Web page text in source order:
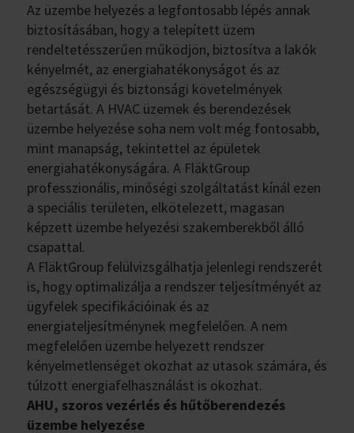
Az üzembe helyezés a legfontosabb lépés annak
biztosításában, hogy a telepített üzem
rendeltetésszerűen működjön, biztosítva a lakók
kényelmét, az energiahatékonyságot és az
egészségügyi és biztonsági követelmények
betartását. A HVAC üzemek és berendezések
üzembe helyezése soha nem volt még fontosabb,
mint manapság, tekintettel az épületek
energiahatékonyságára. A FläktGroup
professzionális, minőségi szolgáltatást kínál ezen
a speciális területen, elkötelezett, magasan
képzett üzembe helyezési szakemberekből álló
csapattal.
A FläktGroup felülvizsgálhatja jelenlegi rendszerét
is, hogy optimalizálja a rendszer teljesítményét az
ügyfelek specifikációinak és az
energiateljesítménynek megfelelően. A nem
megfelelően üzembe helyezett rendszer
kényelmetlenséget okozhat az utasok számára, és
túlzott energiafelhasználást is okozhat.
AHU, szoros vezérlés és hűtőberendezés
üzembe helyezése